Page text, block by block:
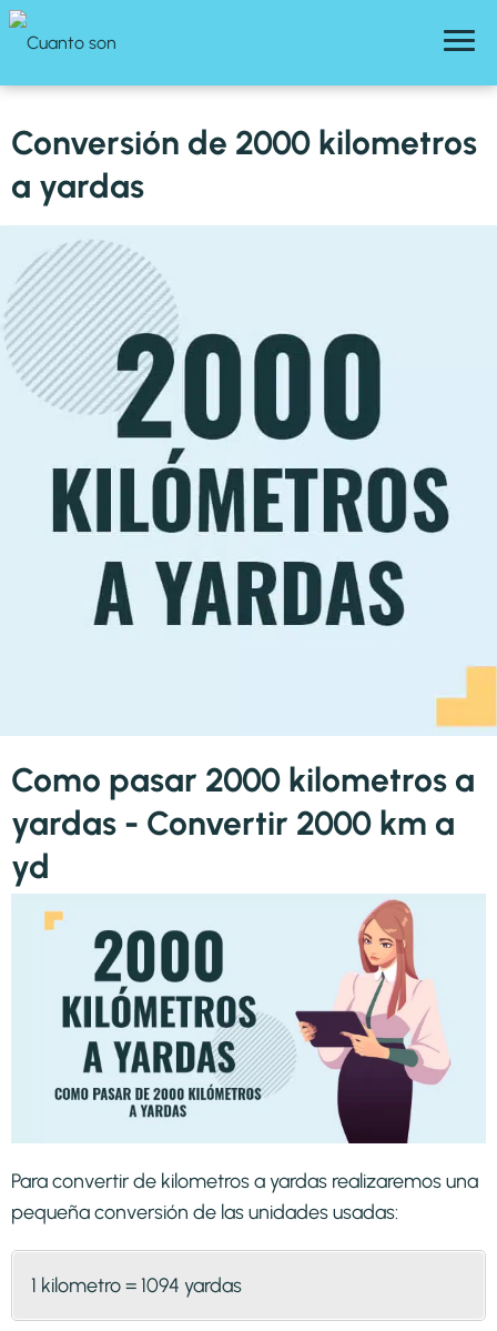
Conversión de 2000 kilometros
a yardas
Como pasar 2000 kilometros a
yardas - Convertir 2000 km a
yd
Para convertir de kilometros a yardas realizaremos una
pequeña conversión de las unidades usadas:
1 kilometro = 1094 yardas